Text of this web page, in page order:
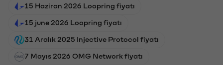
15 Haziran 2026 Loopring fiyatı
15 june 2026 Loopring fiyatı
31 Aralık 2025 Injective Protocol fiyatı
7 Mayıs 2026 OMG Network fiyatı